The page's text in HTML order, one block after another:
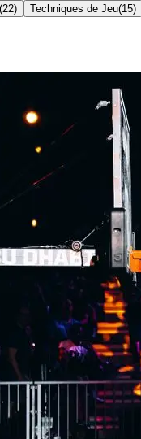
(22) Techniques de Jeu(15)